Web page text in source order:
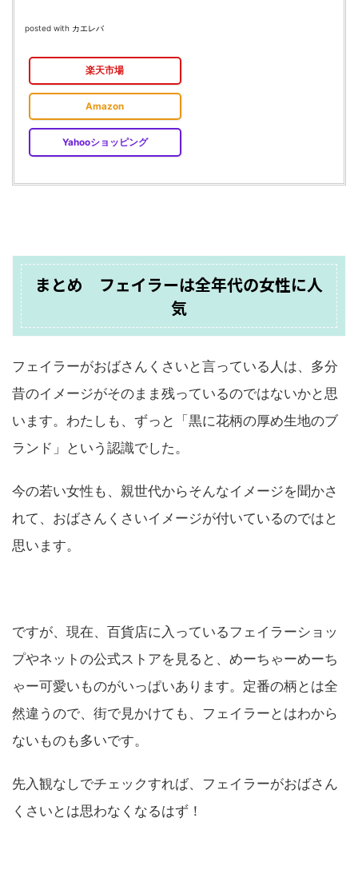
posted with カエレバ
楽天市場
Amazon
Yahooショッピング
まとめ フェイラーは全年代の女性に人
気
フェイラーがおばさんくさいと言っている人は、多分
昔のイメージがそのまま残っているのではないかと思
います。わたしも、ずっと「黒に花柄の厚め生地のブ
ランド」という認識でした。
今の若い女性も、親世代からそんなイメージを聞かさ
れて、おばさんくさいイメージが付いているのではと
思います。
ですが、現在、百貨店に入っているフェイラーショッ
プやネットの公式ストアを見ると、めーちゃーめーち
ゃー可愛いものがいっぱいあります。定番の柄とは全
然違うので、街で見かけても、フェイラーとはわから
ないものも多いです。
先入観なしでチェックすれば、フェイラーがおばさん
くさいとは思わなくなるはず！